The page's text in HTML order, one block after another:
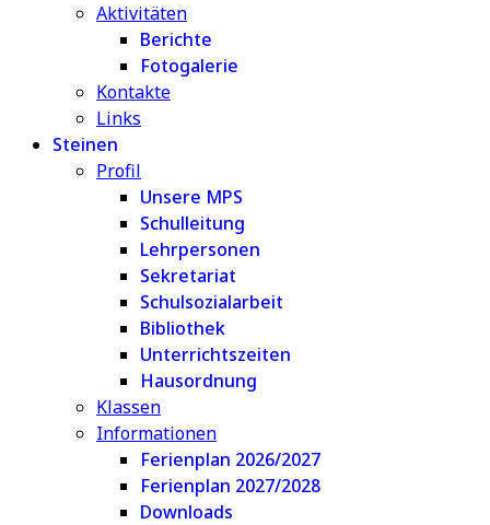
Aktivitäten
Berichte
Fotogalerie
Kontakte
Links
Steinen
Profil
Unsere MPS
Schulleitung
Lehrpersonen
Sekretariat
Schulsozialarbeit
Bibliothek
Unterrichtszeiten
Hausordnung
Klassen
Informationen
Ferienplan 2026/2027
Ferienplan 2027/2028
Downloads